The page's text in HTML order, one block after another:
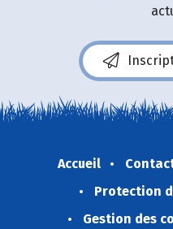
Accueil
Protection
Gestion des